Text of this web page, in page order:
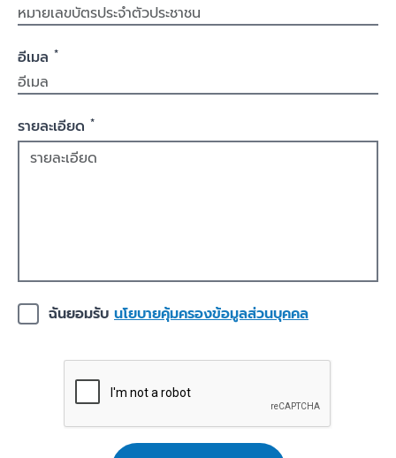
อีเมล *
รายละเอียด *
ฉันยอมรับ นโยบายคุ้มครองข้อมูลส่วนบุคคล